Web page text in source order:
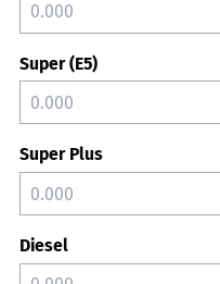
Super (E5)
Super Plus
Diesel